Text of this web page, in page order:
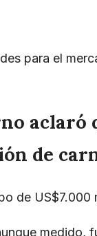
aclaró
de
de US$7.000
medido,